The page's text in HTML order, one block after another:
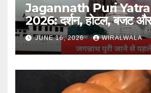
Jagannath Puri
2026: दर्शन, होटल, बजट
जानकारी
JUNE 16, 2026 WIRALWALA